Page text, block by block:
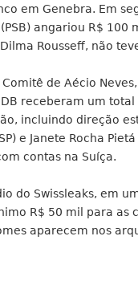
em Genebra. Em
angariou R$ 100
Rousseff, não
de Aécio
receberam um total
incluindo direção
e Janete Rocha Pietá
contas na Suíça.
do Swissleaks, em
R$ 50 mil para as
aparecem nos